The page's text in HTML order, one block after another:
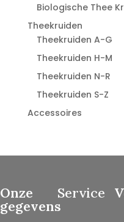
Biologische Thee
Theekruiden
Theekruiden A-G
Theekruiden H-M
Theekruiden N-R
Theekruiden S-Z
Accessoires
Onze
gegevens
Service